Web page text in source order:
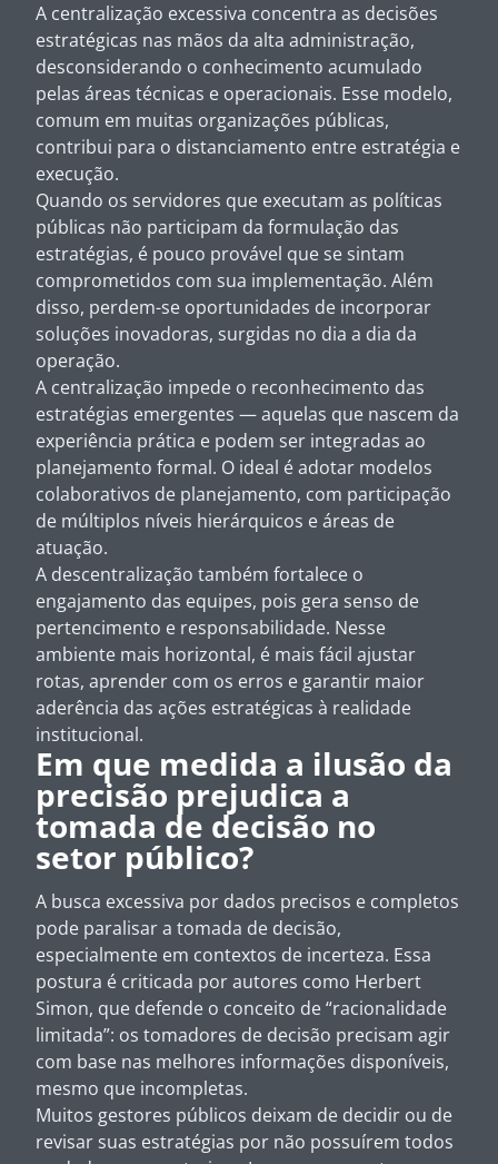
A centralização excessiva concentra as decisões
estratégicas nas mãos da alta administração,
desconsiderando o conhecimento acumulado
pelas áreas técnicas e operacionais. Esse modelo,
comum em muitas organizações públicas,
contribui para o distanciamento entre estratégia e
execução.
Quando os servidores que executam as políticas
públicas não participam da formulação das
estratégias, é pouco provável que se sintam
comprometidos com sua implementação. Além
disso, perdem-se oportunidades de incorporar
soluções inovadoras, surgidas no dia a dia da
operação.
A centralização impede o reconhecimento das
estratégias emergentes — aquelas que nascem da
experiência prática e podem ser integradas ao
planejamento formal. O ideal é adotar modelos
colaborativos de planejamento, com participação
de múltiplos níveis hierárquicos e áreas de
atuação.
A descentralização também fortalece o
engajamento das equipes, pois gera senso de
pertencimento e responsabilidade. Nesse
ambiente mais horizontal, é mais fácil ajustar
rotas, aprender com os erros e garantir maior
aderência das ações estratégicas à realidade
institucional.
Em que medida a ilusão da
precisão prejudica a
tomada de decisão no
setor público?
A busca excessiva por dados precisos e completos
pode paralisar a tomada de decisão,
especialmente em contextos de incerteza. Essa
postura é criticada por autores como Herbert
Simon, que defende o conceito de “racionalidade
limitada”: os tomadores de decisão precisam agir
com base nas melhores informações disponíveis,
mesmo que incompletas.
Muitos gestores públicos deixam de decidir ou de
revisar suas estratégias por não possuírem todos